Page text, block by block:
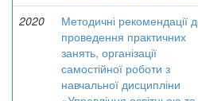
2020
Методичні рекомендації
проведення практичних
занять, організації
самостійної роботи з
навчальної дисципліни